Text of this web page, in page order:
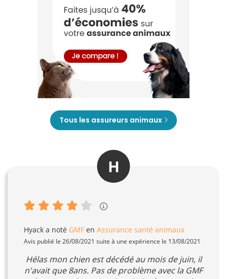
Tous les assureurs animaux
H
Hyack a noté GMF en Assurance santé animaux
Avis publié le 26/08/2021 suite à une expérience le 13/08/2021
Hélas mon chien est décédé au mois de juin, il
n'avait que 8ans. Pas de problème avec la GMF